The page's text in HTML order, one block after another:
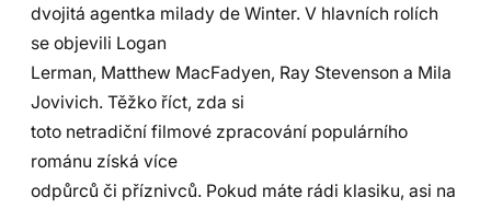
dvojitá agentka milady de Winter. V hlavních rolích
se objevili Logan
Lerman, Matthew MacFadyen, Ray Stevenson a Mila
Jovivich. Těžko říct, zda si
toto netradiční filmové zpracování populárního
románu získá více
odpůrců či příznivců. Pokud máte rádi klasiku, asi na